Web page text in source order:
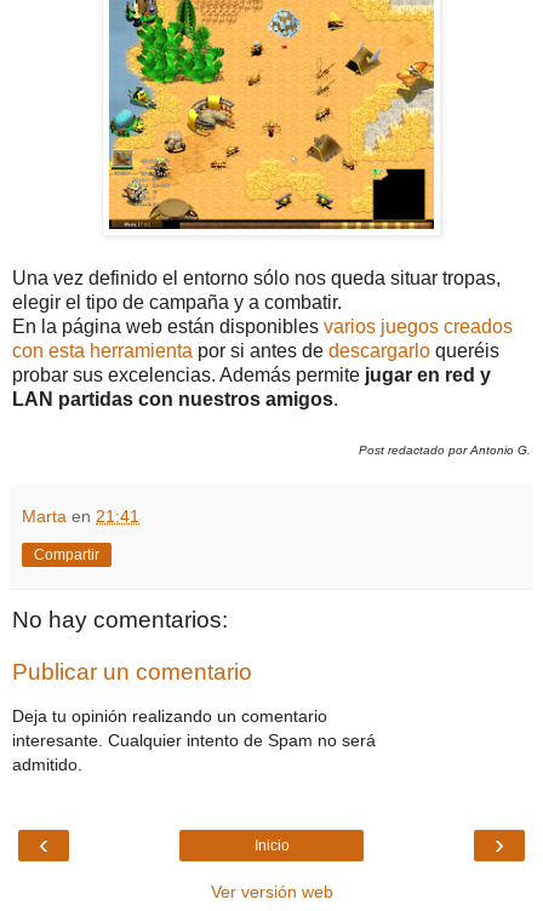
Una vez definido el entorno sólo nos queda situar tropas,
elegir el tipo de campaña y a combatir.
En la página web están disponibles varios juegos creados
con esta herramienta por si antes de descargarlo queréis
probar sus excelencias. Además permite jugar en red y
LAN partidas con nuestros amigos.
Post redactado por Antonio G.
Marta en 21:41
Compartir
No hay comentarios:
Publicar un comentario
Deja tu opinión realizando un comentario
interesante. Cualquier intento de Spam no será
admitido.
‹ ›
Inicio
Ver versión web